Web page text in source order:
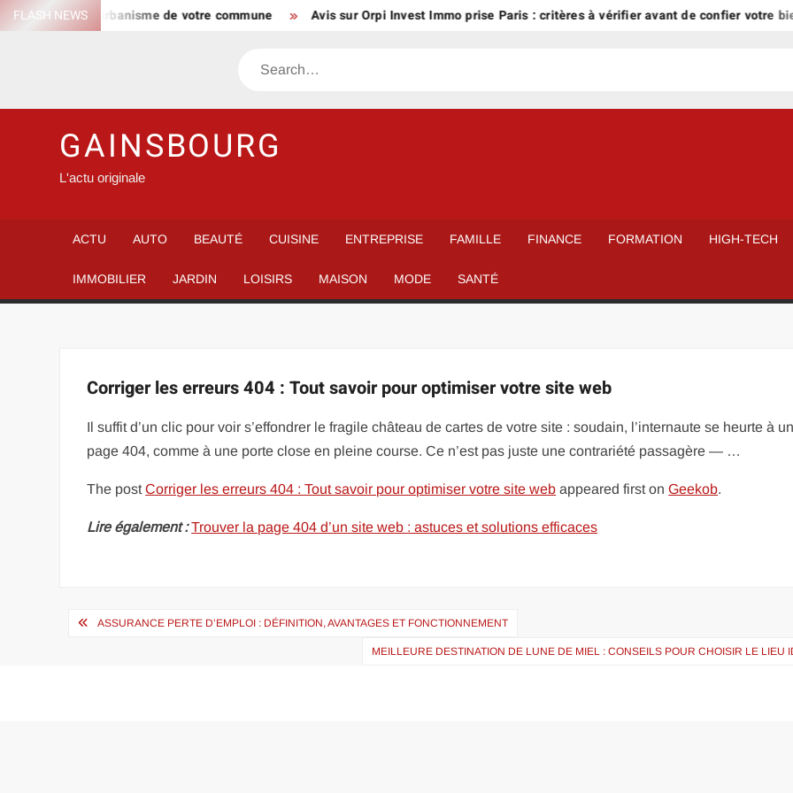
Skip
to
FLASH NEWS
les cartes d’urbanisme de votre commune Avis sur Orpi Invest Immo prise Paris : critères à vérifier avant de confier votre bien
Search
GAINSBOURG
L'actu originale
ACTU AUTO BEAUTÉ CUISINE ENTREPRISE FAMILLE FINANCE FORMATION HIGH-TECH
IMMOBILIER JARDIN LOISIRS MAISON MODE SANTÉ
Corriger les erreurs 404 : Tout savoir pour optimiser votre site web
Il suffit d’un clic pour voir s’effondrer le fragile château de cartes de votre site : soudain, l’internaute se heurte à
page 404, comme à une porte close en pleine course. Ce n’est pas juste une contrariété passagère — …
The postCorriger les erreurs 404 : Tout savoir pour optimiser votre site web appeared first onGeekob.
Lire également : Trouver la page 404 d’un site web : astuces et solutions efficaces
Navigation
ASSURANCE PERTE D’EMPLOI : DÉFINITION, AVANTAGES ET FONCTIONNEMENT
MEILLEURE DESTINATION DE LUNE DE MIEL : CONSEILS POUR CHOISIR LE LIEU